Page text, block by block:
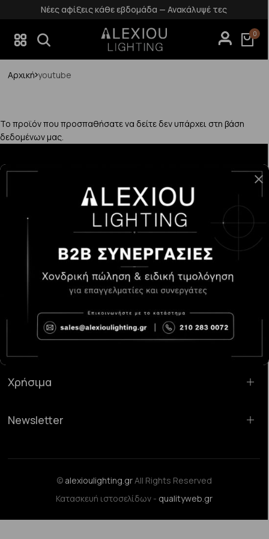
Νέες αφίξεις κάθε εβδομάδα — Ανακάλυψέ τες
0
Αρχική youtube
Το προϊόν που προσπαθήσατε να δείτε δεν υπάρχει στη βάση
δεδομένων μας.
Κατάστημα Χαλάνδρι:Σαρανταπόρου 55, 15232, Χαλάνδρι
sales@alexioulighting.gr
210 283 0072
6983123181
Χρήσιμα
Newsletter
© alexioulighting.grAll Rights Reserved
Κατασκευή ιστοσελίδων - qualityweb.gr